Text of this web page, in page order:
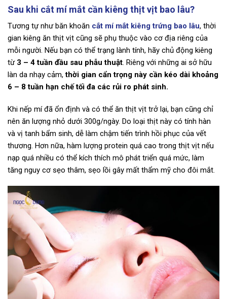
Sau khi cắt mí mắt cần kiêng thịt vịt bao lâu?
Tương tự như băn khoăn cắt mí mắt kiêng trứng bao lâu, thời
gian kiêng ăn thịt vịt cũng sẽ phụ thuộc vào cơ địa riêng của
mỗi người. Nếu bạn có thể trạng lành tính, hãy chủ động kiêng
từ 3 – 4 tuần đầu sau phẫu thuật. Riêng với những ai sở hữu
làn da nhạy cảm,thời gian cẩn trọng này cần kéo dài khoảng
6 – 8 tuần hạn chế tối đa các rủi ro phát sinh.
Khi nếp mí đã ổn định và có thể ăn thịt vịt trở lại, bạn cũng chỉ
nên ăn lượng nhỏ dưới 300g/ngày. Do loại thịt này có tính hàn
và vị tanh bẩm sinh, dễ làm chậm tiến trình hồi phục của vết
thương. Hơn nữa, hàm lượng protein quá cao trong thịt vịt nếu
nạp quá nhiều có thể kích thích mô phát triển quá mức, làm
tăng nguy cơ sẹo thâm, sẹo lồi gây mất thẩm mỹ cho đôi mắt.